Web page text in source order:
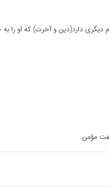
دیگری دارد(دین و آخرت) که او را
مؤمن.